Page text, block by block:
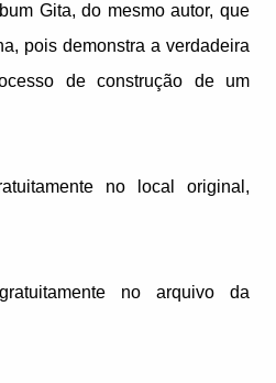
Gita, do mesmo autor, que
pois demonstra a verdadeira
de construção de um
no local original,
no arquivo da